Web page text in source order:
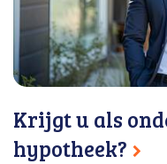
Krijgt u als
hypotheek?